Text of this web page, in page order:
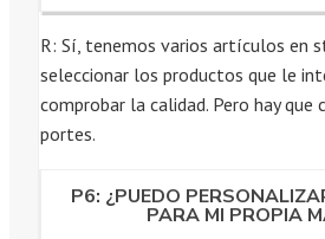
R: Sí, tenemos varios artículos en
seleccionar los productos que le
comprobar la calidad. Pero hay que
portes.
P6: ¿PUEDO
PARA MI PROPIA